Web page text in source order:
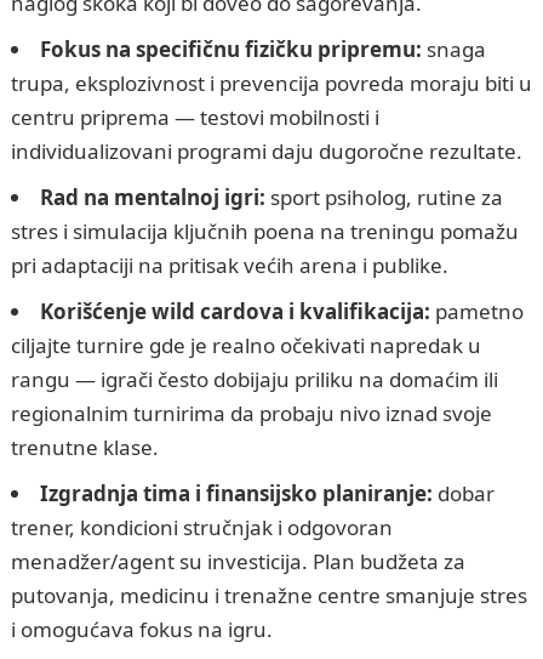
Fokus na specifičnu fizičku pripremu: snaga
trupa, eksplozivnost i prevencija povreda moraju biti u
centru priprema — testovi mobilnosti i
individualizovani programi daju dugoročne rezultate.
Rad na mentalnoj igri: sport psiholog, rutine za
stres i simulacija ključnih poena na treningu pomažu
pri adaptaciji na pritisak većih arena i publike.
Korišćenje wild cardova i kvalifikacija: pametno
ciljajte turnire gde je realno očekivati napredak u
rangu — igrači često dobijaju priliku na domaćim ili
regionalnim turnirima da probaju nivo iznad svoje
trenutne klase.
Izgradnja tima i finansijsko planiranje: dobar
trener, kondicioni stručnjak i odgovoran
menadžer/agent su investicija. Plan budžeta za
putovanja, medicinu i trenažne centre smanjuje stres
i omogućava fokus na igru.